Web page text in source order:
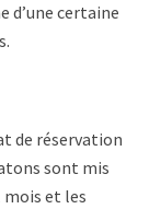
d’une certaine
de réservation
sont mis
mois et les